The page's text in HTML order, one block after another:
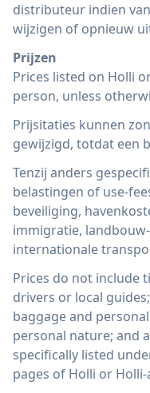
distributeur indien
wijzigen of opnieuw
Prijzen
Prices listed on Holli
person, unless
Prijsitaties kunnen
gewijzigd, totdat een
Tenzij anders
belastingen of use-
beveiliging,
immigratie,
internationale
Prices do not include
drivers or local
baggage and
personal nature; and
specifically listed
pages of Holli or